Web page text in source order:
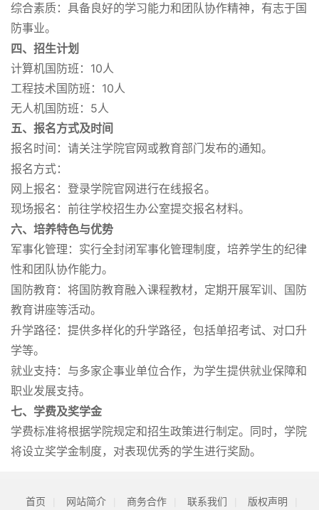
综合素质：具备良好的学习能力和团队协作精神，有志于国
防事业。
四、招生计划
计算机国防班：10人
工程技术国防班：10人
无人机国防班：5人
五、报名方式及时间
报名时间 ：请关注学院官网或教育部门发布的通知。
报名方式：
网上报名：登录学院官网进行在线报名。
现场报名：前往学校招生办公室提交报名材料。
六、培养特色与优势
军事化管理 ：实行全封闭军事化管理制度，培养学生的纪律
性和团队协作能力。
国防教育 ：将国防教育融入课程教材，定期开展军训、国防
教育讲座等活动。
升学路径 ：提供多样化的升学路径，包括单招考试、对口升
学等。
就业支持：与多家企事业单位合作，为学生提供就业保障和
职业发展支持。
七、学费及奖学金
学费标准将根据学院规定和招生政策进行制定。同时，学院
将设立奖学金制度，对表现优秀的学生进行奖励。
首页 网站简介 商务合作 联系我们 版权声明